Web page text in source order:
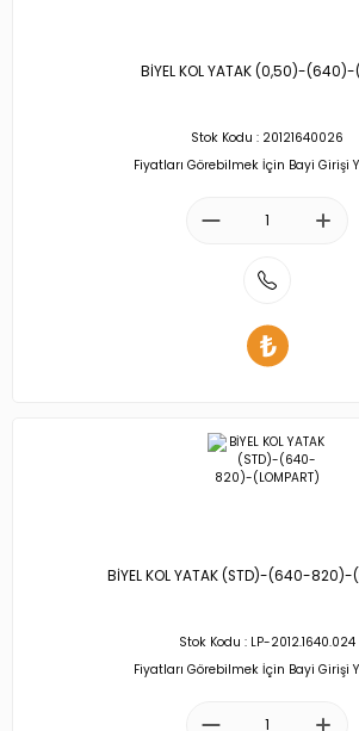
BİYEL KOL YATAK (0,50)-(640)-
Stok Kodu : 20121640026
Fiyatları Görebilmek İçin Bayi Girişi
BİYEL KOL YATAK (STD)-(640-820)-
Stok Kodu : LP-2012.1640.024
Fiyatları Görebilmek İçin Bayi Girişi